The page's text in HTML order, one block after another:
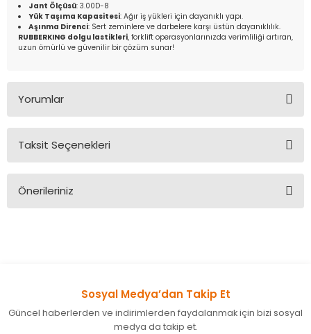
Jant Ölçüsü: 3.00D-8
Yük Taşıma Kapasitesi: Ağır iş yükleri için dayanıklı yapı.
Aşınma Direnci: Sert zeminlere ve darbelere karşı üstün dayanıklılık.
RUBBERKING dolgu lastikleri, forklift operasyonlarınızda verimliliği artıran,
uzun ömürlü ve güvenilir bir çözüm sunar!
Yorumlar
Taksit Seçenekleri
Önerileriniz
Ürün resmi kalitesiz, bozuk veya görüntülenemiyor.
Ürün açıklamasında eksik bilgiler bulunuyor.
Sosyal Medya’dan Takip Et
Güncel haberlerden ve indirimlerden faydalanmak için bizi sosyal
medya da takip et.